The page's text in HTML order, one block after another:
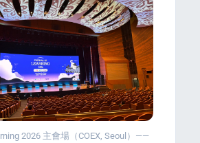
2026 主會場（COEX, Seoul）——